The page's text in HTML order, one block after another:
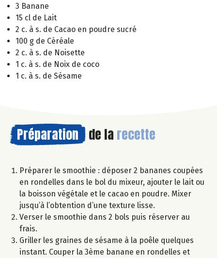
3 Banane
15 cl de Lait
2 c. à s. de Cacao en poudre sucré
100 g de Céréale
2 c. à s. de Noisette
1 c. à s. de Noix de coco
1 c. à s. de Sésame
Préparation de la recette
Préparer le smoothie : déposer 2 bananes coupées
en rondelles dans le bol du mixeur, ajouter le lait ou
la boisson végétale et le cacao en poudre. Mixer
jusqu’à l’obtention d’une texture lisse.
Verser le smoothie dans 2 bols puis réserver au
frais.
Griller les graines de sésame à la poêle quelques
instant. Couper la 3ème banane en rondelles et